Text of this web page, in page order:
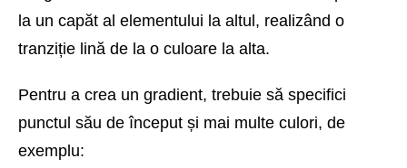
la un capăt al elementului la altul, realizând o
tranziție lină de la o culoare la alta.
Pentru a crea un gradient, trebuie să specifici
punctul său de început și mai multe culori, de
exemplu: